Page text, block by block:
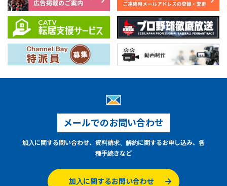
メールでのお問い合わせ
加入に関する問い合わせ、資料請求、解約に関するお申し込み、各
種手続きなど
加入に関するお問い合わせ